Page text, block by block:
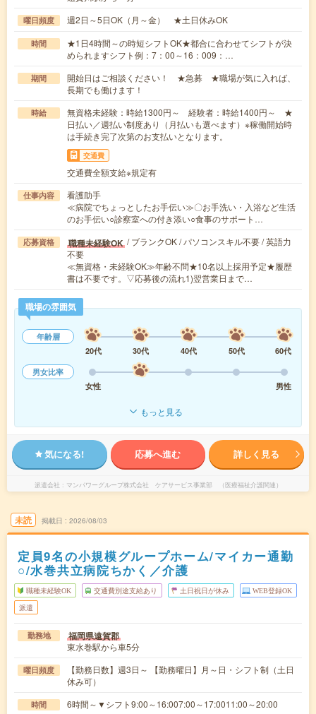
曜日頻度 週2日～5日OK（月～金） ★土日休みOK
時間
★1日4時間～の時短シフトOK★都合に合わせてシフトが決
められますシフト例：7：00～16：009：…
期間
開始日はご相談ください！ ★急募 ★職場が気に入れば、
長期でも働けます！
時給
無資格未経験：時給1300円～ 経験者：時給1400円～ ★
日払い／週払い制度あり（月払いも選べます）※稼働開始時
は手続き完了次第のお支払いとなります。
交通費
交通費全額支給※規定有
仕事内容
看護助手
≪病院でちょっとしたお手伝い≫〇お手洗い・入浴など生活
のお手伝い○診察室への付き添い○食事のサポート…
応募資格 職種未経験OK / ブランクOK / パソコンスキル不要 / 英語力
不要
≪無資格・未経験OK≫年齢不問★10名以上採用予定★履歴
書は不要です。▽応募後の流れ1)翌営業日まで…
職場の雰囲気
年齢層
20代
30代 40代 50代
60代
男女比率
女性
男性
もっと見る
気になる! 応募へ進む 詳しく見る
派遣会社 マンパワーグループ株式会社 ケアサービス事業部 （医療福祉介護関連）
未読 掲載日 2026/08/03
定員9名の小規模グループホーム/マイカー通勤
○/水巻共立病院ちかく／介護
職種未経験OK 交通費別途支給あり 土日祝日が休み WEB登録OK
派遣
勤務地 福岡県遠賀郡
東水巻駅から車5分
曜日頻度
【勤務日数】週3日～ 【勤務曜日】月～日・シフト制（土日
休み可）
時間 6時間～▼シフト9:00～16:007:00～17:0011:00～20:00